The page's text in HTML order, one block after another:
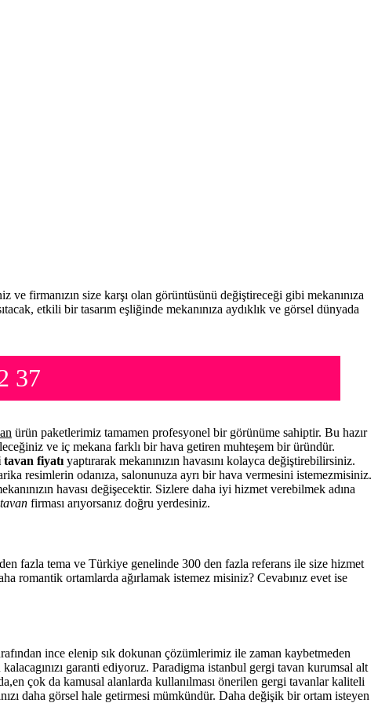
ve firmanızın size karşı olan görüntüsünü değiştireceği gibi mekanınıza
etkili bir tasarım eşliğinde mekanınıza aydıklık ve görsel dünyada
37
ürün paketlerimiz tamamen profesyonel bir görünüme sahiptir. Bu hazır
ve iç mekana farklı bir hava getiren muhteşem bir üründür.
tavan fiyatı yaptırarak mekanınızın havasını kolayca değiştirebilirsiniz.
resimlerin odanıza, salonunuza ayrı bir hava vermesini istemezmisiniz.
havası değişecektir. Sizlere daha iyi hizmet verebilmek adına
firması arıyorsanız doğru yerdesiniz.
den fazla tema ve Türkiye genelinde 300 den fazla referans ile size hizmet
ortamlarda ağırlamak istemez misiniz? Cevabınız evet ise
ince elenip sık dokunan çözümlerimiz ile zaman kaybetmeden
garanti ediyoruz. Paradigma istanbul gergi tavan kurumsal alt
çok da kamusal alanlarda kullanılması önerilen gergi tavanlar kaliteli
daha görsel hale getirmesi mümkündür. Daha değişik bir ortam isteyen